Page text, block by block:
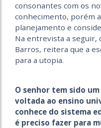
consonantes com os
conhecimento, porém
planejamento e
Na entrevista a seguir,
Barros, reitera que a
para a utopia.
O senhor tem sido
voltada ao ensino
conhece do sistema
é preciso fazer para